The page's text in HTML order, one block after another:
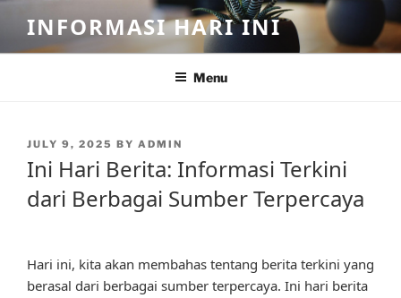
content
INFORMASI HARI INI
Menu
POSTED
JULY 9, 2025 BY ADMIN
Ini Hari Berita: Informasi Terkini
dari Berbagai Sumber Terpercaya
Hari ini, kita akan membahas tentang berita terkini yang
berasal dari berbagai sumber terpercaya. Ini hari berita